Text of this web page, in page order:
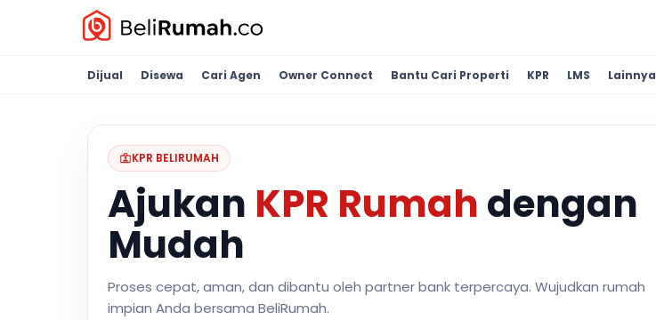
Dijual Disewa Cari Agen Owner Connect Bantu Cari Properti KPR LMS Lainnya
KPR BELIRUMAH
Ajukan KPR Rumah dengan
Mudah
Proses cepat, aman, dan dibantu oleh partner bank terpercaya. Wujudkan rumah
impian Anda bersama BeliRumah.